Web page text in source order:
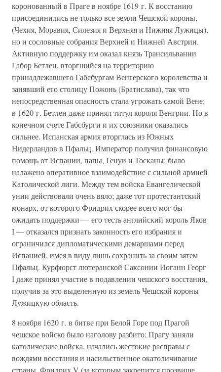
коронованный в Праге в ноябре 1619 г. К восстанию
присоединились не только все земли Чешской короны,
(Чехия, Моравия, Силезия и Верхняя и Нижняя Лужицы),
но и сословные собрания Верхней и Нижней Австрии.
Активную поддержку им оказал князь Трансильвании
Габор Бетлен, вторгшийся на территорию
принадлежавшего Габсбургам Венгерского королевства и
занявший его столицу Пожонь (Братислава), так что
непосредственная опасность стала угрожать самой Вене;
в 1620 г. Бетлен даже принял титул короля Венгрии. Но в
конечном счете Габсбурги и их союзники оказались
сильнее. Испанская армия вторглась из Южных
Нидерландов в Пфальц. Император получил финансовую
помощь от Испании, папы, Генуи и Тосканы; было
налажено оперативное взаимодействие с сильной армией
Католической лиги. Между тем войска Евангелической
унии действовали очень вяло; даже тот протестантский
монарх, от которого Фридрих скорее всего мог бы
ожидать поддержки — его тесть английский король Яков
I — отказался признать законность его избрания и
ограничился дипломатическими демаршами перед
Испанией, имея в виду лишь сохранить за своим зятем
Пфальц. Курфюрст лютеранской Саксонии Иоганн Георг
I даже принял участие в подавлении чешского восстания,
получив за это выделенную из земель Чешской короны
Лужицкую область.
8 ноября 1620 г. в битве при Белой Горе под Прагой
чешское войско было наголову разбито; Прагу заняли
католические войска, начались жестокие расправы с
вождями восстания и насильственное окатоличивание
страны. Фридрих V (за которым закрепится прозвище